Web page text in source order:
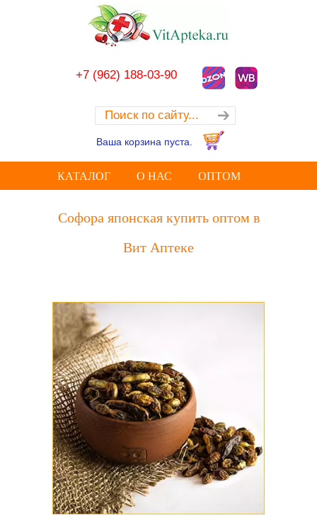
+7 (962) 188-03-90
Ваша корзина пуста.
КАТАЛОГ О НАС ОПТОМ
Софора японская купить оптом в
Вит Аптеке